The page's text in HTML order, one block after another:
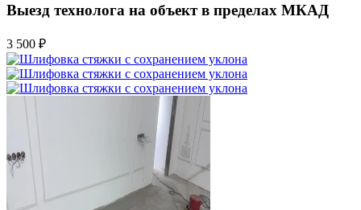
Выезд технолога на объект в пределах МКАД
3 500 ₽